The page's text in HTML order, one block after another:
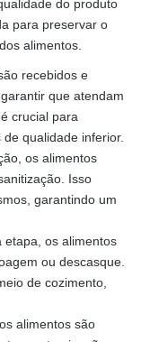
do produto
para preservar o
alimentos.
recebidos e
que atendam
crucial para
qualidade inferior.
os alimentos
Isso
garantindo um
etapa, os alimentos
ou descasque.
de cozimento,
alimentos são